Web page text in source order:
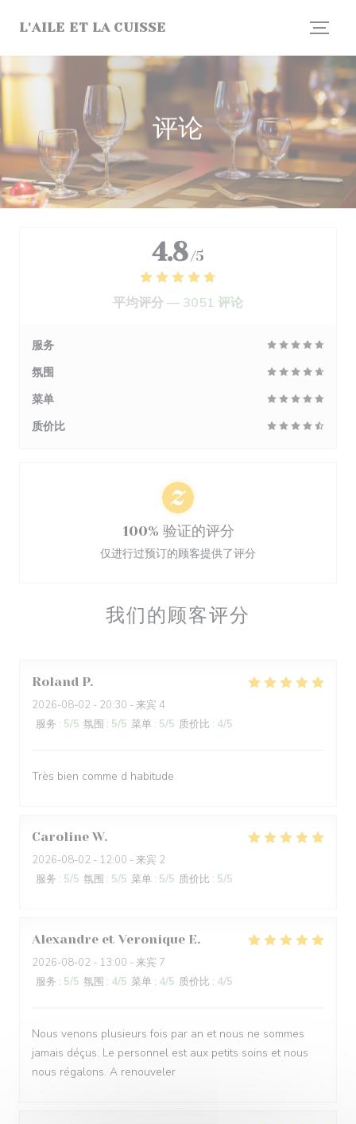
L'AILE ET LA CUISSE
评论
我们的顾客评分
Roland P
2026-08-02 - 20:30 - 来宾 4
服务 : 5/5 氛围 : 5/5 菜单 : 5/5 质价比 : 4/5
Très bien comme d habitude
Caroline W
2026-08-02 - 12:00 - 来宾 2
服务 : 5/5 氛围 : 5/5 菜单 : 5/5 质价比 : 5/5
Alexandre et Veronique E
2026-08-02 - 13:00 - 来宾 7
服务 : 5/5 氛围 : 4/5 菜单 : 4/5 质价比 : 4/5
Nous venons plusieurs fois par an et nous ne sommes
jamais déçus. Le personnel est aux petits soins et nous
nous régalons. A renouveler
4.8 /5
平均评分 — 3051 评论
服务
氛围
菜单
质价比
100% 验证的评分
仅进行过预订的顾客提供了评分